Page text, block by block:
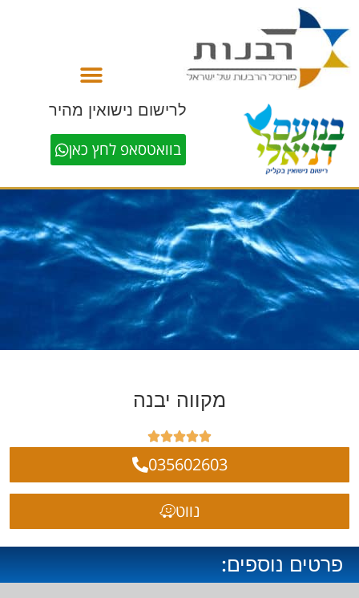
לרישום נישואין מהיר
בוואטסאפ לחץ כאן
מקווה יבנה





035602603
נווט
פרטים נוספים: